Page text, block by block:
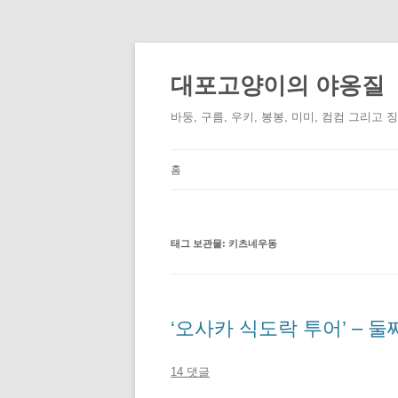
로
너
뛰
대포고양이의 야옹질
바둥, 구름, 우키, 봉봉, 미미, 컴컴 그리고
홈
태그 보관물: 키츠네우동
‘오사카 식도락 투어’ – 둘
14 댓글